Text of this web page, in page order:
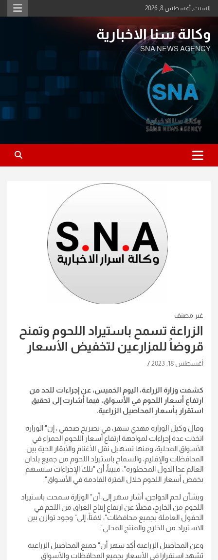
Skip
to
السبت, أغسطس 8, 2026
وكالة سنا الاخبارية
SNA NEWS AGENCY
غير مصنف
الزراعة تسمح باستيراد اللحوم وتمنح
قروضاً للمزارعين لتخفيض الأسعار
أغسطس 18, 2023
كشفت وزارة الزراعة، اليوم الخميس، عن إجراءات للحد من
ارتفاع أسعار اللحوم في الأسواق، فيما أشارت إلى تحقيق
استقرار بأسعار المحاصيل الزراعية.
وقال وكيل الوزارة مهدي سهر، في تصريح صحفي ، إن" الوزارة
اتخذت عدة إجراءات لمواجهة ارتفاع أسعار اللحوم الحمراء في
الأسواق المحلية، ومنها تسهيل نقل الأغنام والأبقار الحية بين
المحافظات والإقليم، والسماح باستيراد اللحوم من جميع بلدان
العالم عدا الدول المحظورة"، مبيناً، أن "تلك الإجراءات ستسهم
بخفض أسعار اللحوم خلال الفترة القادمة في الأسواق".
وبشأن لحم الدواجن، أشار سهر إلى، أن" الوزارة سمحت باستيراد
اللحوم من الخارج، فضلاً عن ارتفاع إنتاج العراق من اللحم في
الحقول العاملة بجميع محافظات"، لافتاً، إلى" وجود توازن بين
الاستيراد من الخارج والمنتج المحلي".
وعن المحاصيل الزراعية أكد سهر أن" جميع المحاصيل الزراعية
تشهد استقرارا في الأسعار بجميع المحافظات والأسواق